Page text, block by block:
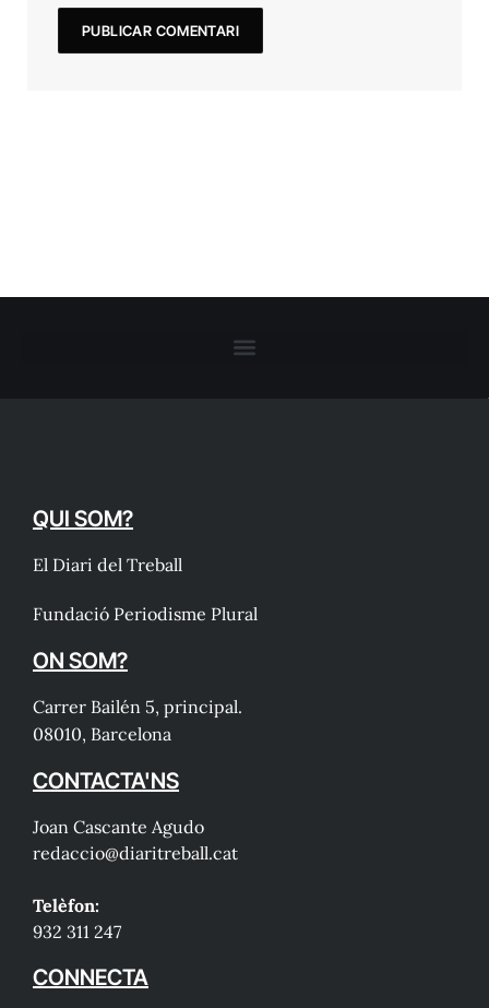
QUI SOM?
El Diari del Treball
Fundació Periodisme Plural
ON SOM?
Carrer Bailén 5, principal.
08010, Barcelona
CONTACTA'NS
Joan Cascante Agudo
redaccio@diaritreball.cat
Telèfon:
932 311 247
CONNECTA